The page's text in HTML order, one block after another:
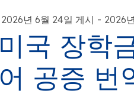
2026년 6월 24일 게시 - 2026
미국 장학
어 공증 번